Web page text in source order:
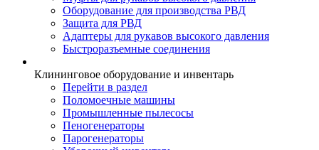
Оборудование для производства РВД
Защита для РВД
Адаптеры для рукавов высокого давления
Быстроразъемные соединения
Клининговое оборудование и инвентарь
Перейти в раздел
Поломоечные машины
Промышленные пылесосы
Пеногенераторы
Парогенераторы